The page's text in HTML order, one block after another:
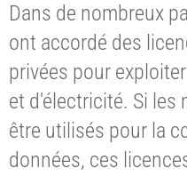
Dans de nombreux
ont accordé des
privées pour
et d'électricité. Si les
être utilisés pour la
données, ces